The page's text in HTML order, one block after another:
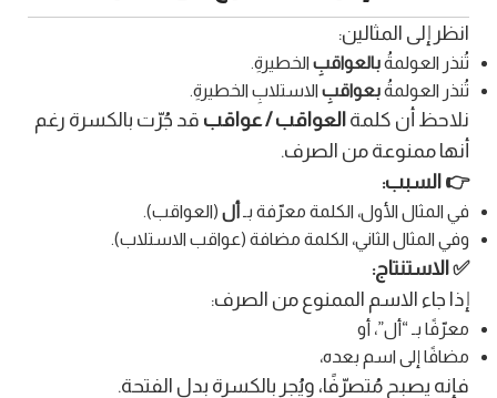
انظر إلى المثالين:
تُنذر العولمةُبالعواقبِ الخطيرةِ.
تُنذر العولمةُبعواقبِ الاستلابِ الخطيرةِ.
نلاحظ أن كلمة العواقب / عواقب قد جُرّت بالكسرة رغم
أنها ممنوعة من الصرف.
👉 السبب:
في المثال الأول، الكلمة معرّفة بـ أل (العواقب).
وفي المثال الثاني، الكلمة مضافة (عواقب الاستلاب).
✅ الاستنتاج:
إذا جاء الاسم الممنوع من الصرف:
معرّفًا بـ “أل”، أو
مضافًا إلى اسم بعده،
فإنه يصبح مُتصرّفًا، ويُجر بالكسرة بدل الفتحة.